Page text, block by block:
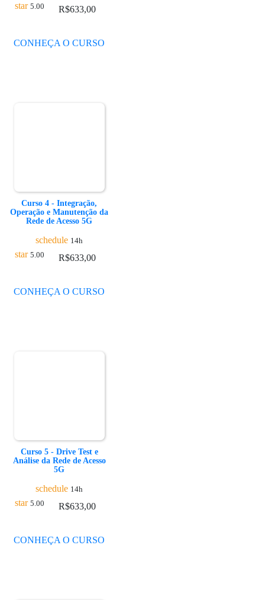
star 5.00 R$633,00
CONHEÇA O CURSO
Curso 4 - Integração,
Operação e Manutenção da
Rede de Acesso 5G
schedule 14h
star 5.00 R$633,00
CONHEÇA O CURSO
Curso 5 - Drive Test e
Análise da Rede de Acesso
5G
schedule 14h
star 5.00 R$633,00
CONHEÇA O CURSO